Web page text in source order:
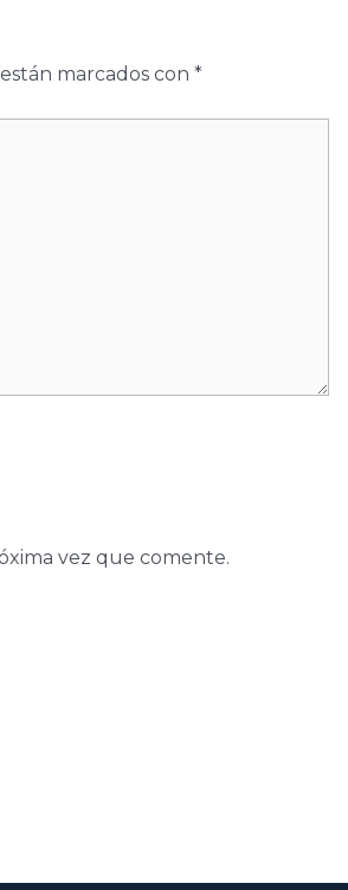
marcados con *
vez que comente.